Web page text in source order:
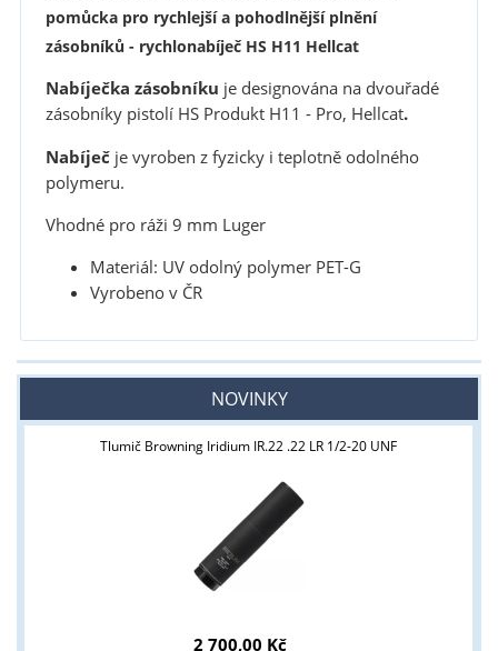
pomůcka pro rychlejší a pohodlnější plnění
zásobníků - rychlonabíječ HS H11 Hellcat
Nabíječka zásobníku je designována na dvouřadé
zásobníky pistolí HS Produkt H11 - Pro, Hellcat.
Nabíječje vyroben z fyzicky i teplotně odolného
polymeru.
Vhodné pro ráži 9 mm Luger
Materiál: UV odolný polymer PET-G
Vyrobeno v ČR
NOVINKY
Tlumič Browning Iridium IR.22 .22 LR 1/2-20 UNF
2 700,00 Kč